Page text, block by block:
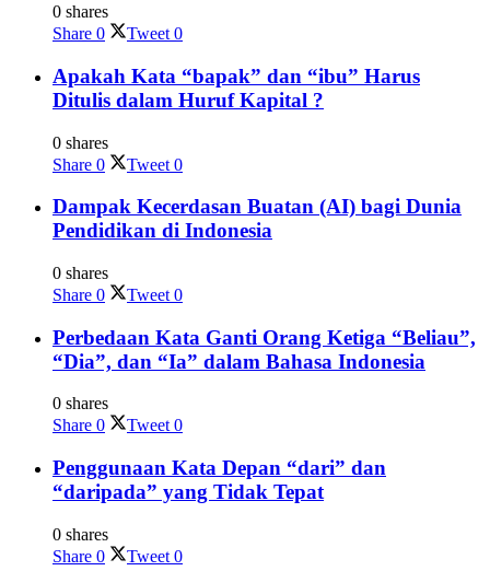
0 shares
Share 0 Tweet 0
Apakah Kata “bapak” dan “ibu” Harus
Ditulis dalam Huruf Kapital ?
0 shares
Share 0 Tweet 0
Dampak Kecerdasan Buatan (AI) bagi Dunia
Pendidikan di Indonesia
0 shares
Share 0 Tweet 0
Perbedaan Kata Ganti Orang Ketiga “Beliau”,
“Dia”, dan “Ia” dalam Bahasa Indonesia
0 shares
Share 0 Tweet 0
Penggunaan Kata Depan “dari” dan
“daripada” yang Tidak Tepat
0 shares
Share 0 Tweet 0